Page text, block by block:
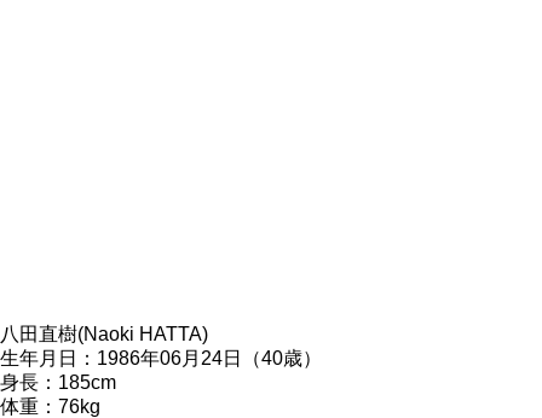
八田直樹(Naoki HATTA)
生年月日：1986年06月24日（40歳）
身長：185cm
体重：76kg